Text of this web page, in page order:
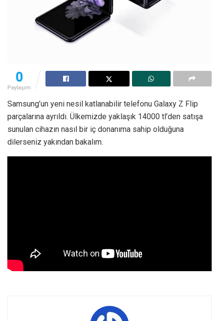
0
Paylaşım
Samsung’un yeni nesil katlanabilir telefonu Galaxy Z Flip
parçalarına ayrıldı. Ülkemizde yaklaşık 14000 tl’den satışa
sunulan cihazın nasıl bir iç donanıma sahip olduğuna
dilerseniz yakından bakalım.